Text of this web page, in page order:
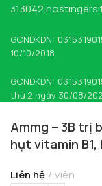
GCNDKDN:
10/10/2018.
GCNDKDN:
thứ 2 ngày 30/08/
Ammg – 3B trị
hụt vitamin B1,
Liên hệ viên